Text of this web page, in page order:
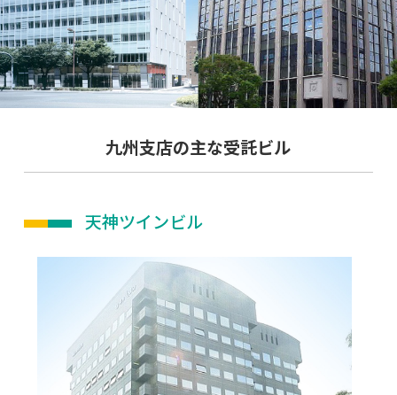
九州支店の主な受託ビル
天神ツインビル